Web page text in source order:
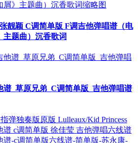
靓颖 C调简单版 F调吉他弹唱谱（电
主题曲）沉香歌词
谱_草原兄弟_C调简单版_吉他弹唱谱
弹独奏版原版 Lulleaux/Kid Princess
谱 c调简单版 徐佳莹 吉他弹唱六线谱
谱-c调简单版六线谱-简单版-苏永康-